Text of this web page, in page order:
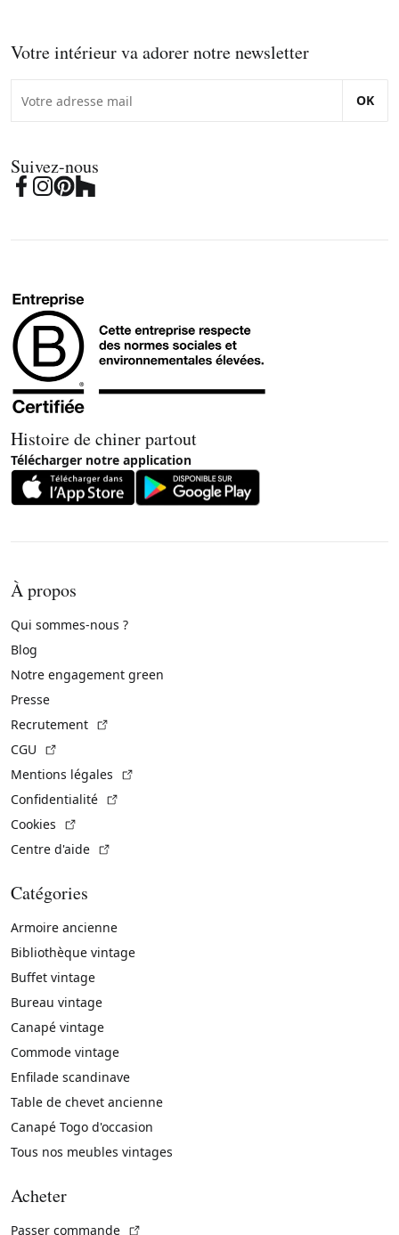
Votre intérieur va adorer notre newsletter
OK
Suivez-nous
Histoire de chiner partout
Télécharger notre application
À propos
Qui sommes-nous ?
Blog
Notre engagement green
Presse
Recrutement
CGU
Mentions légales
Confidentialité
Cookies
Centre d'aide
Catégories
Armoire ancienne
Bibliothèque vintage
Buffet vintage
Bureau vintage
Canapé vintage
Commode vintage
Enfilade scandinave
Table de chevet ancienne
Canapé Togo d'occasion
Tous nos meubles vintages
Acheter
Passer commande